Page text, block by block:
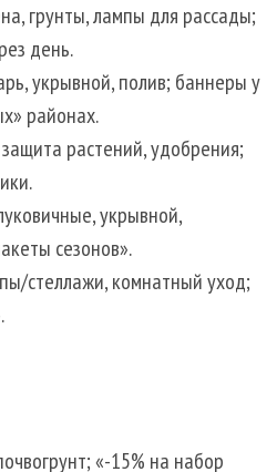
грунты, лампы для рассады;
день.
укрывной, полив; баннеры у
районах.
растений, удобрения;
укрывной,
сезонов».
стеллажи, комнатный уход;
«-15% на набор